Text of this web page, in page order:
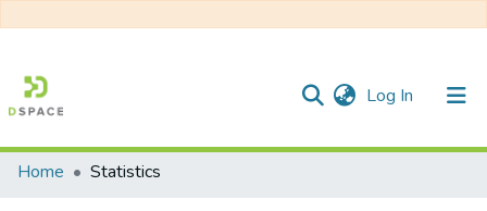
Log In (current)
Home Statistics